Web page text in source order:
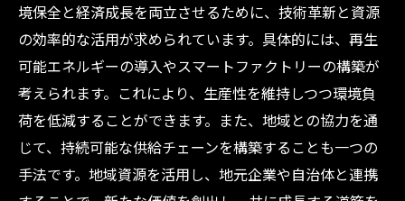
境保全と経済成長を両立させるために、技術革新と資源
の効率的な活用が求められています。具体的には、再生
可能エネルギーの導入やスマートファクトリーの構築が
考えられます。これにより、生産性を維持しつつ環境負
荷を低減することができます。また、地域との協力を通
じて、持続可能な供給チェーンを構築することも一つの
手法です。地域資源を活用し、地元企業や自治体と連携